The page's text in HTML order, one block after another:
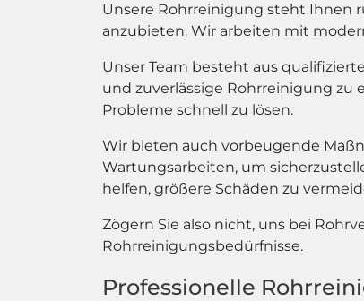
Unsere Rohrreinigung steht Ihnen
anzubieten. Wir arbeiten mit
Unser Team besteht aus
und zuverlässige Rohrreinigung zu
Probleme schnell zu lösen.
Wir bieten auch vorbeugende
Wartungsarbeiten, um
helfen, größere Schäden zu
Zögern Sie also nicht, uns bei
Rohrreinigungsbedürfnisse.
Professionelle